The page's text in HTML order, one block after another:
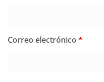
Correo electrónico *